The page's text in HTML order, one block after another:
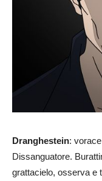
Dranghestein:
Dissanguatore.
grattacielo, osserva e